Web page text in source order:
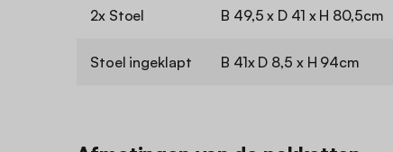
2x Stoel B 49,5 x D 41 x H 80,5cm
Stoel ingeklapt B 41x D 8,5 x H 94cm